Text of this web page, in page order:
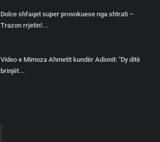
Dolce shfaqet super provokuese nga shtrati –
Trazon rrjetin!...
Video e Mimoza Ahmetit kundër Adionit: "Dy ditë
brinjët...